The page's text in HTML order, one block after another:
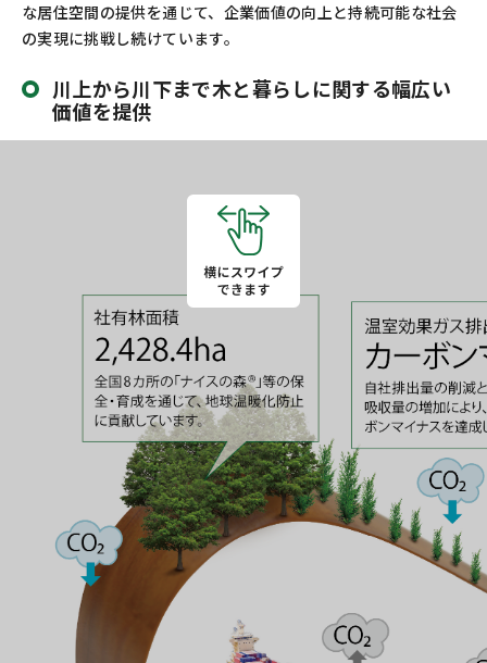
な居住空間の提供を通じて、企業価値の向上と持続可能な社会
の実現に挑戦し続けています。
川上から川下まで木と暮らしに関する幅広い
価値を提供